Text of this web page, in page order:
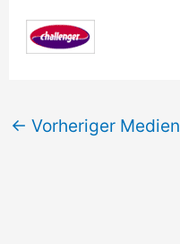
← Vorheriger Medien